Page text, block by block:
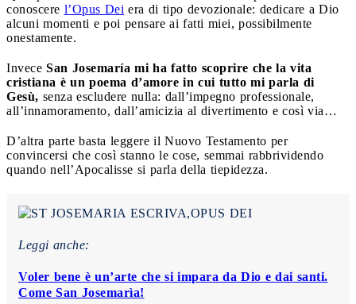
conoscere l’Opus Dei era di tipo devozionale: dedicare a Dio
alcuni momenti e poi pensare ai fatti miei, possibilmente
onestamente.
Invece San Josemaría mi ha fatto scoprire che la vita
cristiana è un poema d’amore in cui tutto mi parla di
Gesù, senza escludere nulla: dall’impegno professionale,
all’innamoramento, dall’amicizia al divertimento e così via…
D’altra parte basta leggere il Nuovo Testamento per
convincersi che così stanno le cose, semmai rabbrividendo
quando nell’Apocalisse si parla della tiepidezza.
Leggi anche:
Voler bene è un’arte che si impara da Dio e dai santi.
Come San Josemarìa!